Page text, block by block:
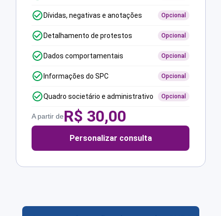
Dívidas, negativas e anotações Opcional
Detalhamento de protestos Opcional
Dados comportamentais Opcional
Informações do SPC Opcional
Quadro societário e administrativo Opcional
A partir deR$ 30,00
Personalizar consulta